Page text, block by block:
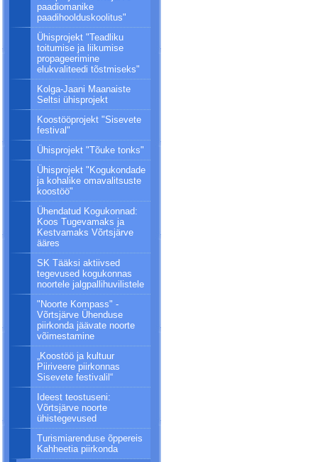
paadiomanike
paadihoolduskoolitus"
Ühisprojekt "Teadliku
toitumise ja liikumise
propageerimine
elukvaliteedi tõstmiseks"
Kolga-Jaani Maanaiste
Seltsi ühisprojekt
Koostööprojekt "Sisevete
festival"
Ühisprojekt "Tõuke tonks"
Ühisprojekt "Kogukondade
ja kohalike omavalitsuste
koostöö"
Ühendatud Kogukonnad:
Koos Tugevamaks ja
Kestvamaks Võrtsjärve
ääres
SK Tääksi aktiivsed
tegevused kogukonnas
noortele jalgpallihuvilistele
"Noorte Kompass" -
Võrtsjärve Ühenduse
piirkonda jäävate noorte
võimestamine
„Koostöö ja kultuur
Piiriveere piirkonnas
Sisevete festivalil“
Ideest teostuseni:
Võrtsjärve noorte
ühistegevused
Turismiarenduse õppereis
Kahheetia piirkonda